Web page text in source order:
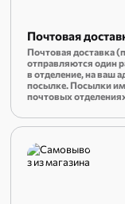
Почтовая
Почтовая доставка
отправляются один
в отделение, на ваш
посылке. Посылки
почтовых